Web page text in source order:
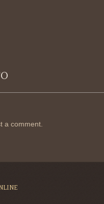
a comment.